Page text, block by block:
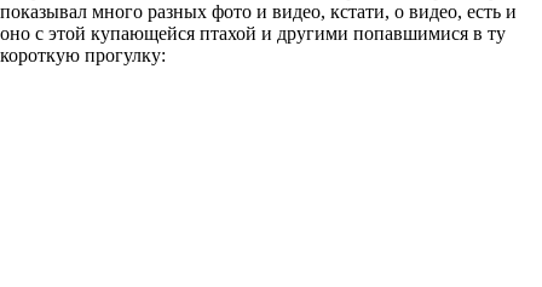
показывал много разных фото и видео, кстати, о видео, есть и
оно с этой купающейся птахой и другими попавшимися в ту
короткую прогулку: